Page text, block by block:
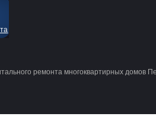
ремонта многоквартирных домов